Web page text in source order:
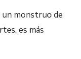
un monstruo de
es más